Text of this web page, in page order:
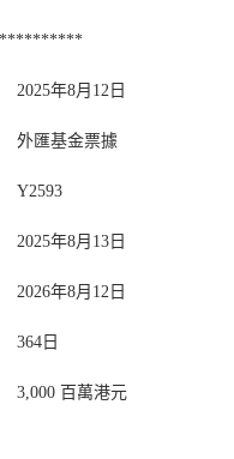
2025年8月12日
外匯基金票據
Y2593
2025年8月13日
2026年8月12日
364日
3,000 百萬港元